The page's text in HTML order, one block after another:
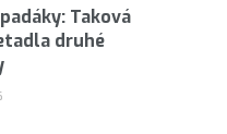
Taková
druhé